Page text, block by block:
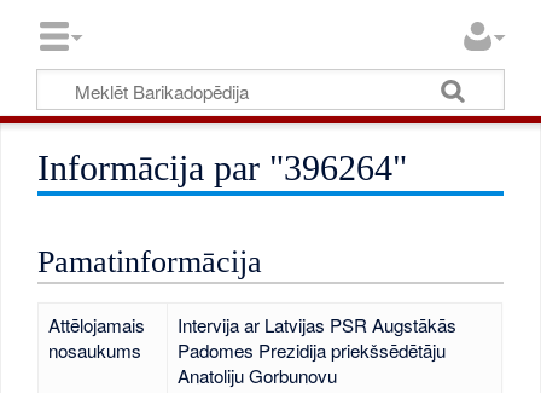
Informācija par "396264"
Pamatinformācija
Attēlojamais
nosaukums
Intervija ar Latvijas PSR Augstākās
Padomes Prezidija priekšsēdētāju
Anatoliju Gorbunovu